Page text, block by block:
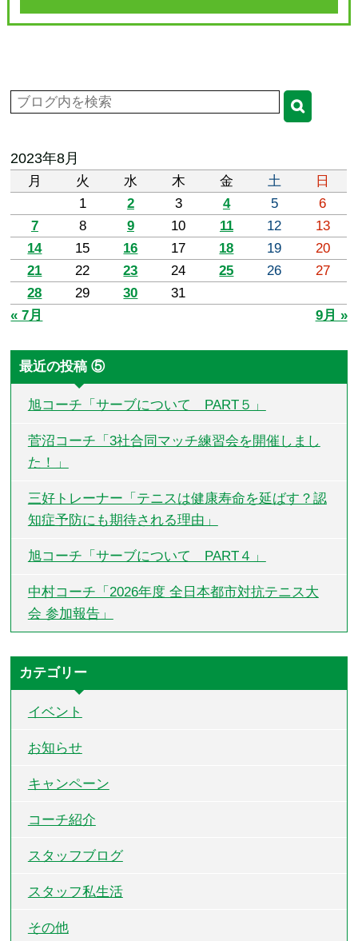
2023年8月
月 火 水 木 金 土
日
1
2 3 4 5
6
7
8 9 10 11 12
13
14
15 16 17 18 19
20
21
22 23 24 25 26
27
28
29 30
31
« 7月
9月 »
最近の投稿 ⑤
旭コーチ「サーブについて PART５」
菅沼コーチ「3社合同マッチ練習会を開催しまし
た！」
三好トレーナー「テニスは健康寿命を延ばす？認
知症予防にも期待される理由」
旭コーチ「サーブについて PART４」
中村コーチ「2026年度 全日本都市対抗テニス大
会 参加報告」
カテゴリー
イベント
お知らせ
キャンペーン
コーチ紹介
スタッフブログ
スタッフ私生活
その他